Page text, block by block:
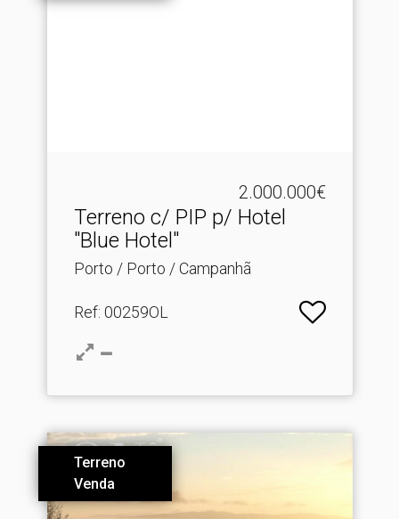
2.000.000€
Terreno c/ PIP p/ Hotel
"Blue Hotel"
Porto / Porto / Campanhã
Ref: 00259OL
Terreno
Venda